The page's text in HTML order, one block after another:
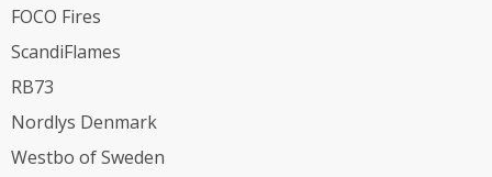
FOCO Fires
ScandiFlames
RB73
Nordlys Denmark
Westbo of Sweden